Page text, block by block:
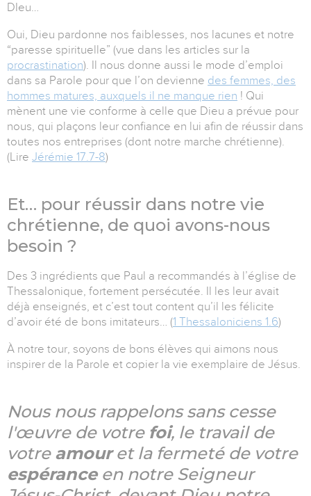
DIeu…
Oui, Dieu pardonne nos faiblesses, nos lacunes et notre
“paresse spirituelle” (vue dans les articles sur la
procrastination). Il nous donne aussi le mode d’emploi
dans sa Parole pour que l’on devienne des femmes, des
hommes matures, auxquels il ne manque rien ! Qui
mènent une vie conforme à celle que Dieu a prévue pour
nous, qui plaçons leur confiance en lui afin de réussir dans
toutes nos entreprises (dont notre marche chrétienne).
(Lire Jérémie 17.7-8)
Et… pour réussir dans notre vie
chrétienne, de quoi avons-nous
besoin ?
Des 3 ingrédients que Paul a recommandés à l’église de
Thessalonique, fortement persécutée. Il les leur avait
déjà enseignés, et c’est tout content qu’il les félicite
d’avoir été de bons imitateurs… (1 Thessaloniciens 1.6)
À notre tour, soyons de bons élèves qui aimons nous
inspirer de la Parole et copier la vie exemplaire de Jésus.
Nous nous rappelons sans cesse
l'œuvre de votre foi, le travail de
votre amouret la fermeté de votre
espéranceen notre Seigneur